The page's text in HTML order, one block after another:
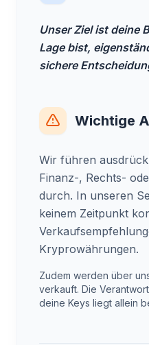
Unser Ziel ist deine
Lage bist,
sichere
Wichtige
Wir führen
Finanz-, Rechts-
durch. In unseren
keinem Zeitpunkt
Kryprowährungen.
Zudem werden über
verkauft. Die
deine Keys liegt allein